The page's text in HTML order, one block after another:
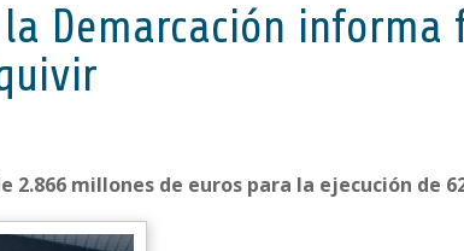
la Demarcación
2.866 millones de euros para la ejecución de